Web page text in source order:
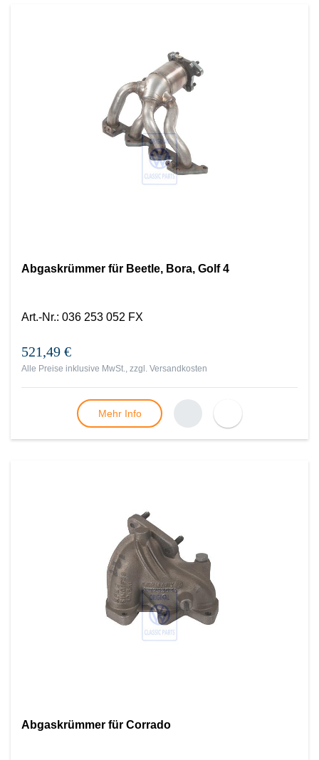
Abgaskrümmer für Beetle, Bora, Golf 4
Art.-Nr.: 036 253 052 FX
521,49 €
Alle Preise inklusive MwSt., zzgl. Versandkosten
Mehr Info
Abgaskrümmer für Corrado